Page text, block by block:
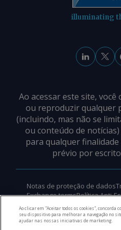
illuminating
Ao acessar este site,
ou reproduzir qualquer
(incluindo, mas não se
ou conteúdo de
para qualquer
prévio por
Notas de proteção de dados
Exchange termsPolítica Anti-
Ao clicar em "Aceitar todos os cookies", concorda
seu dispositivo para melhorar a navegação no
ajudar nas nossas iniciativas de marketing.